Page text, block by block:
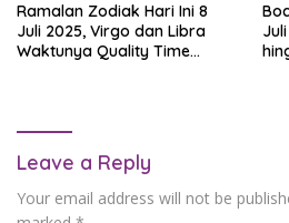
Ramalan Zodiak Hari Ini 8
Juli 2025, Virgo dan Libra
Waktunya Quality Time
Leave a Reply
Your email address will not be